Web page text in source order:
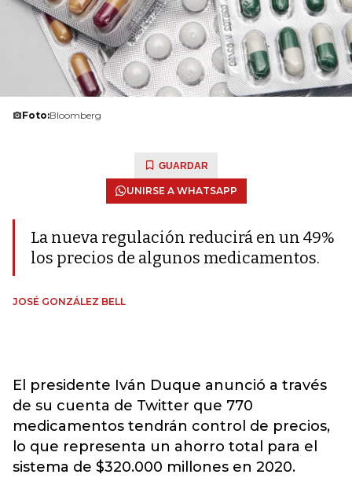
Foto:Bloomberg
GUARDAR
UNIRSE A WHATSAPP
La nueva regulación reducirá en un 49%
los precios de algunos medicamentos.
JOSÉ GONZÁLEZ BELL
El presidente Iván Duque anunció a través
de su cuenta de Twitter que 770
medicamentos tendrán control de precios,
lo que representa un ahorro total para el
sistema de $320.000 millones en 2020.